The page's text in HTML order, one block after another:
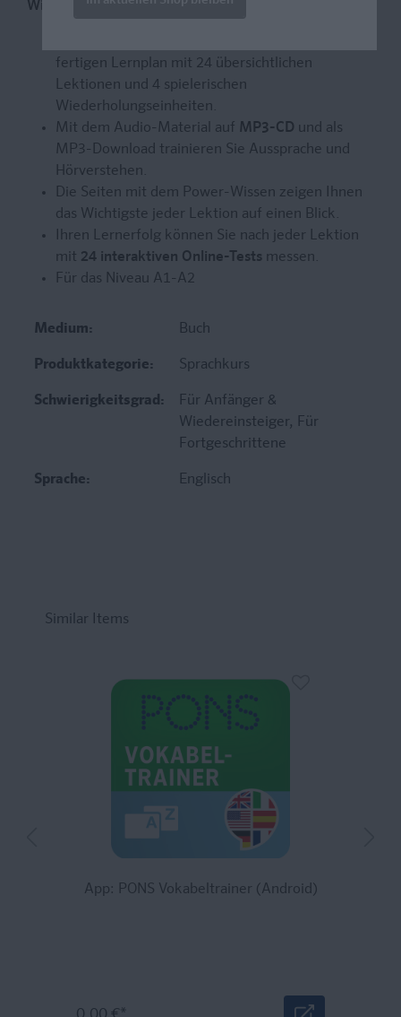
Wiedereinstieg
fertigen Lernplan mit 24 übersichtlichen
Lektionen und 4 spielerischen
Wiederholungseinheiten.
Mit dem Audio-Material auf MP3-CD und als
MP3-Download trainieren Sie Aussprache und
Hörverstehen.
Die Seiten mit dem Power-Wissen zeigen Ihnen
das Wichtigste jeder Lektion auf einen Blick.
Ihren Lernerfolg können Sie nach jeder Lektion
mit 24 interaktiven Online-Tests messen.
Für das Niveau A1-A2
Medium: Buch
Produktkategorie: Sprachkurs
Schwierigkeitsgrad:
Für Anfänger &
Wiedereinsteiger, Für
Fortgeschrittene
Sprache: Englisch
Similar Items
App: PONS Vokabeltrainer (Android)